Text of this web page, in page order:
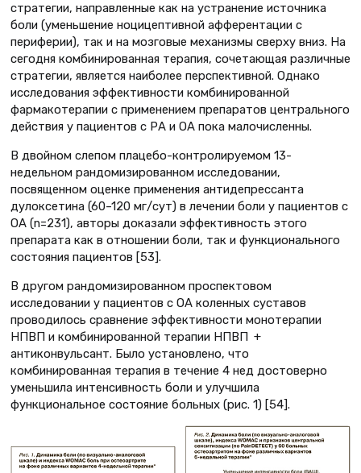
стратегии, направленные как на устранение источника
боли (уменьшение ноцицептивной афферентации с
периферии), так и на мозговые механизмы сверху вниз. На
сегодня комбинированная терапия, сочетающая различные
стратегии, является наиболее перспективной. Однако
исследования эффективности комбинированной
фармакотерапии с применением препаратов центрального
действия у пациентов с РА и ОА пока малочисленны.
В двойном слепом плацебо-контролируемом 13-
недельном рандомизированном исследовании,
посвященном оценке применения антидепрессанта
дулоксетина (60–120 мг/сут) в лечении боли у пациентов с
ОА (n=231), авторы доказали эффективность этого
препарата как в отношении боли, так и функционального
состояния пациентов [53].
В другом рандомизированном проспектовом
исследовании у пациентов с ОА коленных суставов
проводилось сравнение эффективности монотерапии
НПВП и комбинированной терапии НПВП +
антиконвульсант. Было установлено, что
комбинированная терапия в течение 4 нед достоверно
уменьшила интенсивность боли и улучшила
функциональное состояние больных (рис. 1) [54].